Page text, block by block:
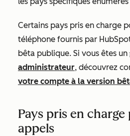
Certains pays pris en charge
téléphone fournis par
bêta publique. Si vous êtes un
administrateur, découvrez
votre compte à la version
Pays pris en
appels